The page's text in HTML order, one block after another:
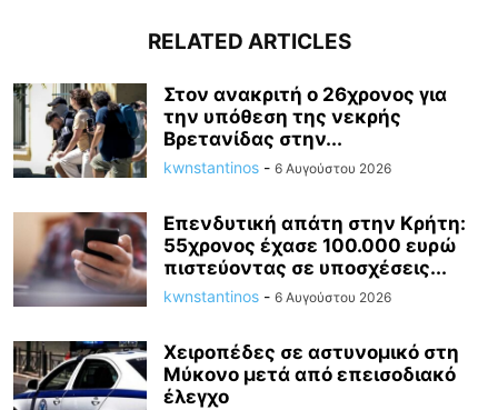
RELATED ARTICLES
Στον ανακριτή ο 26χρονος για
την υπόθεση της νεκρής
Βρετανίδας στην...
kwnstantinos - 6 Αυγούστου 2026
Επενδυτική απάτη στην Κρήτη:
55χρονος έχασε 100.000 ευρώ
πιστεύοντας σε υποσχέσεις...
kwnstantinos - 6 Αυγούστου 2026
Χειροπέδες σε αστυνομικό στη
Μύκονο μετά από επεισοδιακό
έλεγχο